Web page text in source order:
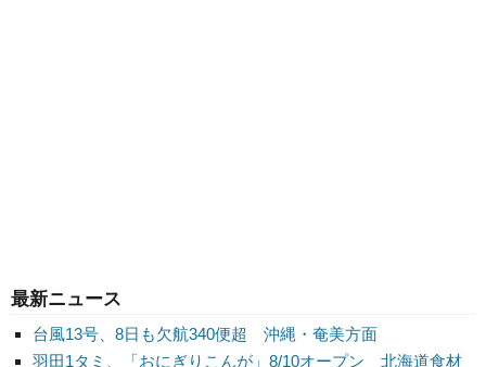
最新ニュース
台風13号、8日も欠航340便超 沖縄・奄美方面
羽田1タミ、「おにぎりこんが」8/10オープン 北海道食材